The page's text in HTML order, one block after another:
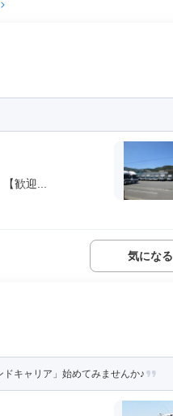
歓迎...
気になる
キャリア」始めてみませんか♪